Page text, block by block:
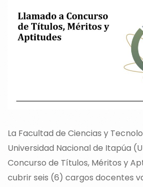
La Facultad de Ciencias y
Universidad Nacional de Itapúa
Concurso de Títulos, Méritos y
cubrir seis (6) cargos docentes